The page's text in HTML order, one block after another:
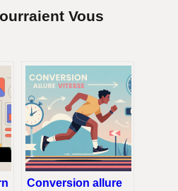
Vous
Conversion allure